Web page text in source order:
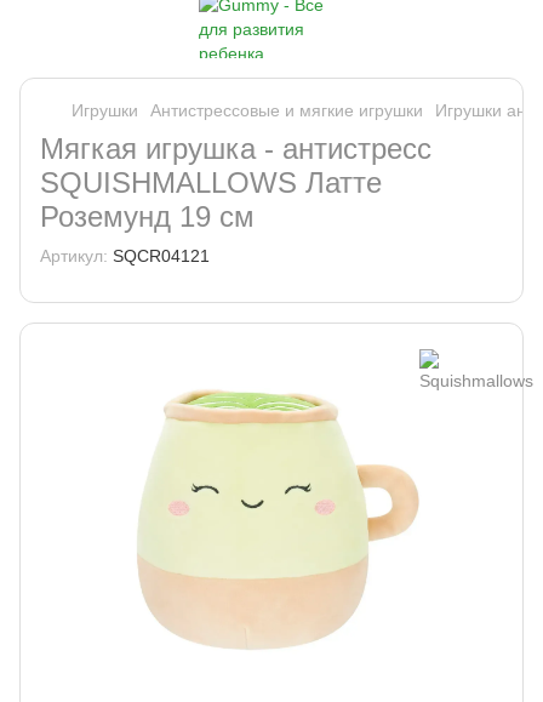
Игрушки Антистрессовые и мягкие игрушки Игрушки
Мягкая игрушка - антистресс
SQUISHMALLOWS Латте
Роземунд 19 см
Артикул: SQCR04121